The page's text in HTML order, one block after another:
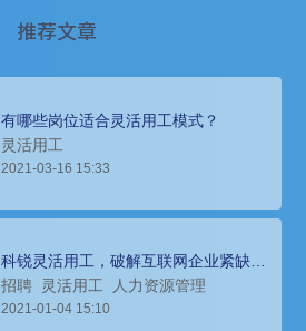
推荐文章
有哪些岗位适合灵活用工模式？
灵活用工
2021-03-16 15:33
科锐灵活用工，破解互联网企业紧缺新
型人才招聘难题
招聘 灵活用工 人力资源管理
2021-01-04 15:10